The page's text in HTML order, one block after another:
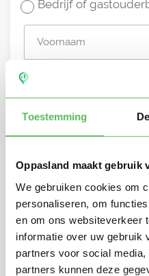
Toestemming
Oppasland maakt gebruik
We gebruiken cookies om
personaliseren, om
en om ons websiteverkeer
informatie over uw gebruik
partners voor social
partners kunnen deze
Bedrijf of
Stuur mij nieuwe
e-mail
Door te registreren ga je
voorwaardenvan